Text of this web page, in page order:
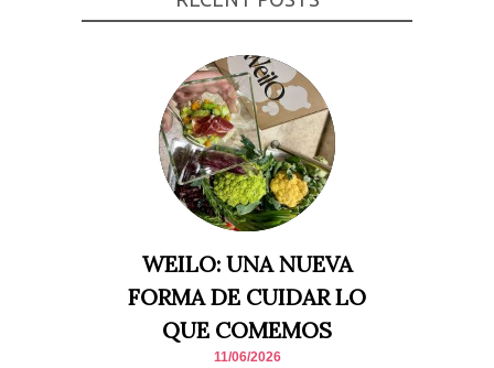
WEILO: UNA NUEVA
FORMA DE CUIDAR LO
QUE COMEMOS
11/06/2026
funcionalidades
personalizados.